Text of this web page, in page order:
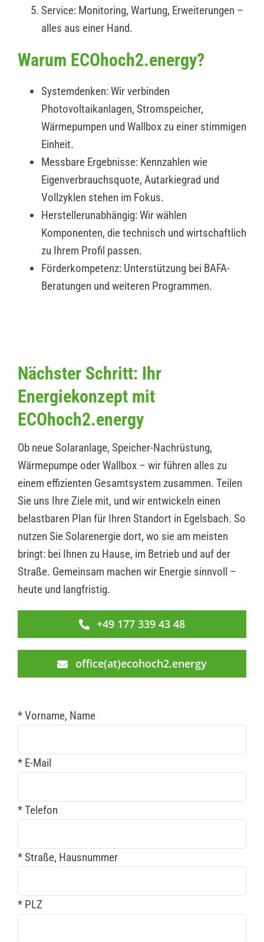
Service: Monitoring, Wartung, Erweiterungen –
alles aus einer Hand.
Warum ECOhoch2.energy?
Systemdenken: Wir verbinden
Photovoltaikanlagen, Stromspeicher,
Wärmepumpen und Wallbox zu einer stimmigen
Einheit.
Messbare Ergebnisse: Kennzahlen wie
Eigenverbrauchsquote, Autarkiegrad und
Vollzyklen stehen im Fokus.
Herstellerunabhängig: Wir wählen
Komponenten, die technisch und wirtschaftlich
zu Ihrem Profil passen.
Förderkompetenz: Unterstützung bei BAFA-
Beratungen und weiteren Programmen.
Nächster Schritt: Ihr
Energiekonzept mit
ECOhoch2.energy
Ob neue Solaranlage, Speicher-Nachrüstung,
Wärmepumpe oder Wallbox – wir führen alles zu
einem effizienten Gesamtsystem zusammen. Teilen
Sie uns Ihre Ziele mit, und wir entwickeln einen
belastbaren Plan für Ihren Standort in Egelsbach. So
nutzen Sie Solarenergie dort, wo sie am meisten
bringt: bei Ihnen zu Hause, im Betrieb und auf der
Straße. Gemeinsam machen wir Energie sinnvoll –
heute und langfristig.
+49 177 339 43 48
office(at)ecohoch2.energy
* Vorname, Name
* E-Mail
* Telefon
* Straße, Hausnummer
* PLZ